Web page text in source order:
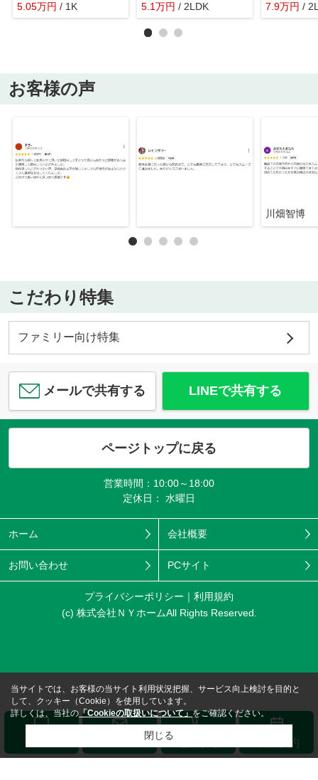
5.05万円 / 1K
5.1万円 / 2LDK
7.9万円 /
お客様の声
川畑智博
こだわり特集
ファミリー向け特集
メールで共有する LINEで共有する
ページトップに戻る
営業時間：10:00～18:00
定休日： 水曜日
ホーム 会社概要
お問い合わせ PCサイト
プライバシーポリシー
利用規約
(c) 株式会社ＮＹホームAll Rights Reserved.
来店予約
当サイトでは、お客様の当サイト利用状況把握、サービス向上検討を目的と
して、クッキー（Cookie）を使用しています。
詳しくは、当社の 「Cookieの取扱いについて」をご確認ください。
閉じる